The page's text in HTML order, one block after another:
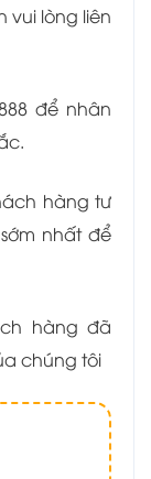
vui lòng liên
để nhân
hàng tư
nhất để
hàng đã
chúng tôi